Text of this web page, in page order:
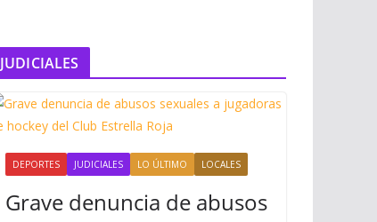
JUDICIALES
DEPORTES JUDICIALES LO ÚLTIMO LOCALES
Grave denuncia de abusos